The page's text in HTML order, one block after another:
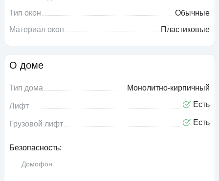
Тип окон
Обычные
Материал окон
Пластиковые
О доме
Тип дома Монолитно-кирпичный
Лифт Есть
Грузовой лифт Есть
Безопасность:
Домофон